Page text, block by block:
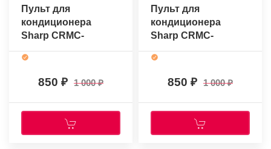
Пульт для
кондиционера
Sharp CRMC-
A665JBEZ
(оригинальный)
850 1 000
Пульт для
кондиционера
Sharp CRMC-
A530JBEZ
(оригинальный)
850 1 000